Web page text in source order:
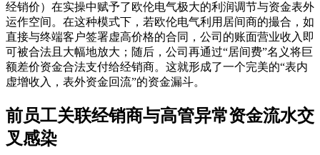
经销价）在实操中赋予了欧伦电气极大的利润调节与资金表外
运作空间。在这种模式下，若欧伦电气利用居间商的撮合，如
直接与终端客户签署虚高价格的合同，公司的账面营业收入即
可被合法且大幅地放大；随后，公司再通过“居间费”名义将巨
额差价资金合法支付给经销商。这就形成了一个完美的“表内
虚增收入，表外资金回流”的资金漏斗。
前员工关联经销商与高管异常资金流水交
叉感染